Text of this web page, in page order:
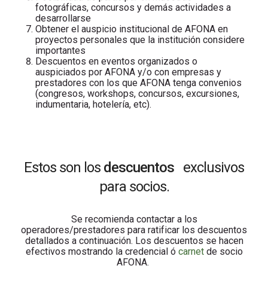
fotográficas, concursos y demás actividades a
desarrollarse
Obtener el auspicio institucional de AFONA en
proyectos personales que la institución considere
importantes
Descuentos en eventos organizados o
auspiciados por AFONA y/o con empresas y
prestadores con los que AFONA tenga convenios
(congresos, workshops, concursos, excursiones,
indumentaria, hotelería, etc).
Estos son los descuentos exclusivos
para socios.
Se recomienda contactar a los
operadores/prestadores para ratificar los descuentos
detallados a continuación. Los descuentos se hacen
efectivos mostrando la credencial ó carnetde socio
AFONA.